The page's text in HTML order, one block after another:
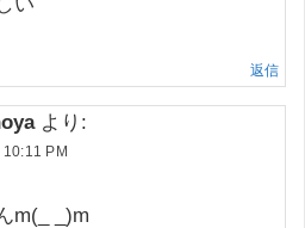
い
返信
より:
PM
m(_ _)m